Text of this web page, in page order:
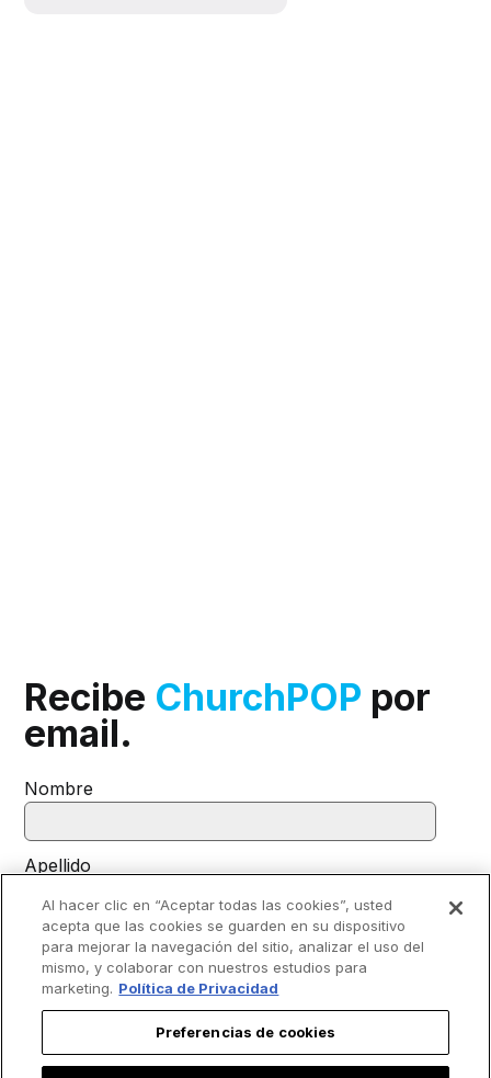
Recibe ChurchPOP por
email.
Nombre
Apellido
Correo*
Puedes darte de baja de estas comunicaciones en cualquier
momento. Para obtener más información sobre cómo darte de baja,
Al hacer clic en “Aceptar todas las cookies”, usted
acepta que las cookies se guarden en su dispositivo
para mejorar la navegación del sitio, analizar el uso del
mismo, y colaborar con nuestros estudios para
marketing. Política de Privacidad
Preferencias de cookies